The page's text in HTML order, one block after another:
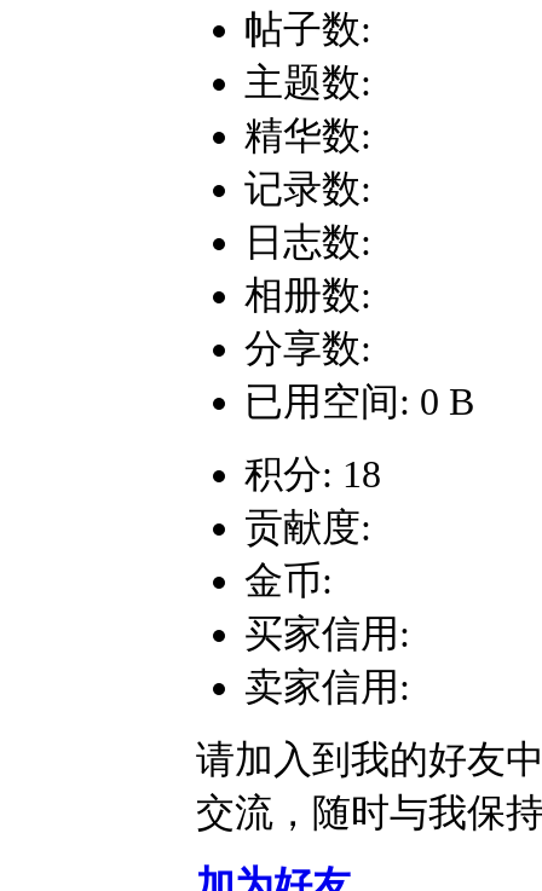
帖子数:
主题数:
精华数:
记录数:
日志数:
相册数:
分享数:
已用空间: 0 B
积分: 18
贡献度:
金币:
买家信用:
卖家信用:
请加入到我的好友
交流，随时与我保